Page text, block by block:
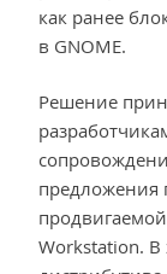
как ранее
в GNOME.
Решение
предложения
Workstation. В